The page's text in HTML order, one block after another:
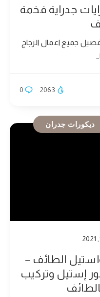
جدراية فخمة
جميع اعمال الزجاج
0 2063
ديكورات جدران
الطائف –
ديكور إستيل وتركيب